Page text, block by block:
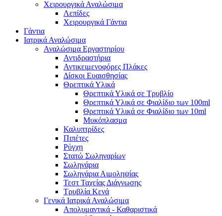
Χειρουργικά Αναλώσιμα
Λεπίδες
Χειρουργικά Γάντια
Γάντια
Ιατρικά Αναλώσιμα
Αναλώσιμα Εργαστηρίου
Αντιδραστήρια
Αντικειμενοφόρες Πλάκες
Δίσκοι Ευαισθησίας
Θρεπτικά Υλικά
Θρεπτικά Υλικά σε Τρυβλίο
Θρεπτικά Υλικά σε Φιαλίδιο των 100ml
Θρεπτικά Υλικά σε Φιαλίδιο των 10ml
Μυκόπλασμα
Καλυπτρίδες
Πιπέτες
Ρύγχη
Στατώ Σωληναρίων
Σωληνάρια
Σωληνάρια Αιμοληψίας
Τεστ Ταχείας Διάγνωσης
Τρυβλία Κενά
Γενικά Ιατρικά Αναλώσιμα
Απολυμαντικά - Καθαριστικά